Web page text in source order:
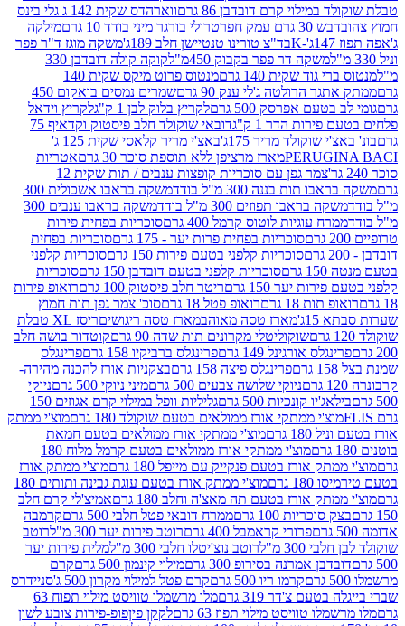
קרם דובדבן 86 גרם
ווארהדס שקית 142 ג גלי בינס
דבש 30 גרם עמק חפר
טרולי בורגר מיני בודד 10 גרם
מילקה
בד"צ טורינו טנטיישן חלב 189ג'
משקה מוגז ד"ר פפר
משקה דר פפר בקבוק 450מ"ל
קוקה קולה דובדבן 330
גוד שקית 140 גרם
מנטוס פרוט מיקס שקית 140
הרולטה ג'לי ענק 90 גרם
שמרים נמסים בואקום 450
אפרסק 500 גרם
לקריץ בלוק לבן 1 ק"ג
לקריץ וידאל
הדר 1 ק"ג
דובאי שוקולד חלב פיסטוק וקדאיף 75
שוקולד מריר 175ג'
באצ'י מריר קלאסי שקית 125 ג'
מארז מרציפן ללא תוספת סוכר 30 גרם
אטריות
צמר גפן עם סוכריות קופצות ענבים / תות שקית 12
תות בננה 300 מ"ל בודד
משקה בראבו אשכולית 300
בראבו תפוזים 300 מ"ל בודד
משקה בראבו ענבים 300
עוגיות לוטוס קרמל 400 גרם
סוכריות בפחית פירות
סוכריות בפחית פרות יער - 175 גרם
סוכריות בפחית
סוכריות קלפני בטעם פירות 150 גרם
סוכריות קלפני
סוכריות קלפני בטעם דובדבן 150 גרם
סוכריות
יער 150 גרם
ריטר חלב פיסטוק 100 גרם
רואופ פירות
תות 18 גרם
רואופ פטל 18 גרם
סוכ' צמר גפן תות חמוץ
מארז טסה מאוהב מארז טסה ריגושים
ריסז XL טבלת
שוקוליטלי מקרונים תות שדה 90 גרם
קוטדור בושה חלב
אורגינל 149 גרם
פרינגלס ברביקיו 158 גרם
פרינגלס
פרינגלס פיצה 158 גרם
בצקניות אורז להכנה מהירה-
ניוקי שלושה צבעים 500 גרם
מיני ניוקי 500 גרם
ניוקי
קונכיות 500 גרם
גליליות וופל במילוי קרם אגוזים 150
ממתקי אורז ממולאים בטעם שוקולד 180 גרם
מוצ'י ממתק
גרם
מוצ'י ממתקי אורז ממולאים בטעם חמאת
מוצ'י ממתקי אורז ממולאים בטעם קרמל מלוח 180
אורז בטעם פנקייק עם מייפל 180 גרם
מוצ'י ממתק אורז
גרם
מוצ'י ממתק אורז בטעם עוגת גבינה ותותים 180
אורז בטעם תה מאצ'ה וחלב 180 גרם
אמיצ'לי קרם חלב
סוכריות 100 גרם
ממרח דובאי פטל חלבי 500 גרם
קרמבה
פרורי קראמבל 400 גרם
רוטב פירות יער 300 מ"ל
רוטב
300 מ"ל
רוטב נוצ'יטלו חלבי 300 מ"ל
מלית פירות יער
אמרנה בסירופ 300 גרם
מילוי קינמון 500 גרם
קרם
קרמו ריו 500 גרם
קרם פטל למילוי מקרון 500 ג'
סניידרס
צ'דר 319 גרם
מלו מרשמלו טוויסט מילוי תפוח 63
טוויסט מילוי תפוז 63 גרם
לקקן פיןפופ-פירות צובע לשון